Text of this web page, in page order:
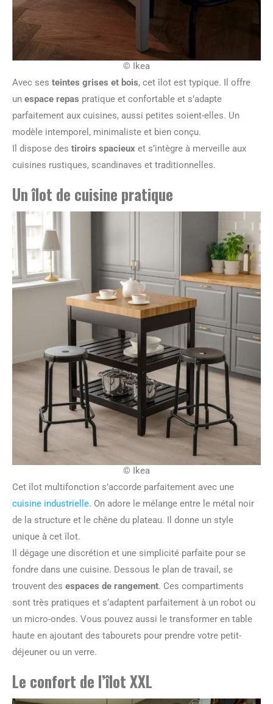
© Ikea
Avec ses teintes grises et bois, cet îlot est typique. Il offre
un espace repas pratique et confortable et s’adapte
parfaitement aux cuisines, aussi petites soient-elles. Un
modèle intemporel, minimaliste et bien conçu.
Il dispose des tiroirs spacieux et s’intègre à merveille aux
cuisines rustiques, scandinaves et traditionnelles.
Un îlot de cuisine pratique
© Ikea
Cet îlot multifonction s’accorde parfaitement avec une
cuisine industrielle. On adore le mélange entre le métal noir
de la structure et le chêne du plateau. Il donne un style
unique à cet îlot.
Il dégage une discrétion et une simplicité parfaite pour se
fondre dans une cuisine. Dessous le plan de travail, se
trouvent des espaces de rangement. Ces compartiments
sont très pratiques et s’adaptent parfaitement à un robot ou
un micro-ondes. Vous pouvez aussi le transformer en table
haute en ajoutant des tabourets pour prendre votre petit-
déjeuner ou un verre.
Le confort de l’îlot XXL